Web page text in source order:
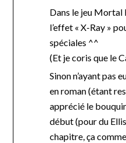
Dans le jeu Mortal
l’effet « X-Ray »
spéciales ^^
(Et je coris que le
Sinon n’ayant pas
en roman (étant
apprécié le
début (pour du
chapitre, ça